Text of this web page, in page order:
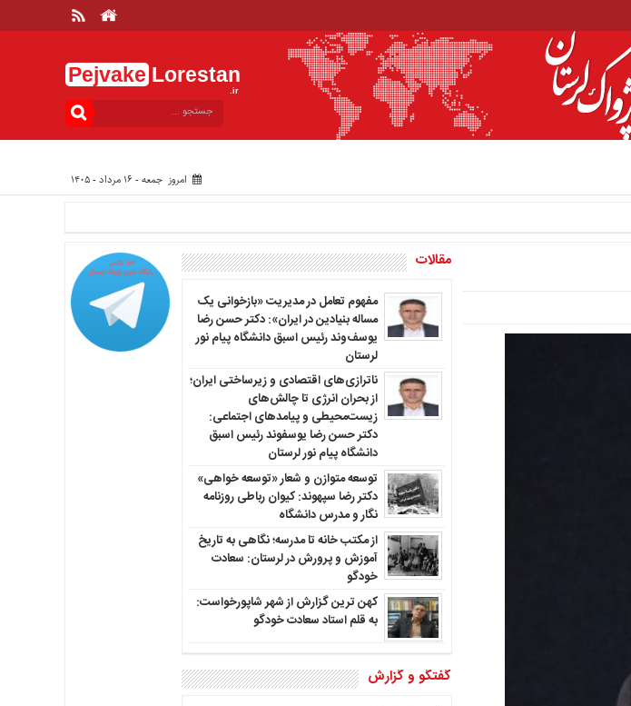
Pejvake Lorestan
.ir
امروز جمعه - ۱۶ مرداد - ۱۴۰۵
مقالات
مفهوم تعامل در مدیریت «بازخوانی یک
مساله بنیادین در ایران»: دکتر حسن رضا
یوسف‌وند رئیس اسبق دانشگاه پیام نور
لرستان
ناترازی‌های اقتصادی و زیرساختی ایران؛
از بحران انرژی تا چالش‌های
زیست‌محیطی و پیامدهای اجتماعی:
دکتر حسن رضا یوسفوند رئیس اسبق
دانشگاه پیام نور لرستان
توسعه متوازن و شعار «توسعه خواهی»
دکتر رضا سپهوند: کیوان رباطی روزنامه
نگار و مدرس دانشگاه
از مکتب خانه تا مدرسه؛ نگاهی به تاریخ
آموزش و پرورش در لرستان: سعادت
خودگو
کهن ترین گزارش از شهر شاپورخواست:
به قلم استاد سعادت خودگو
گفتگو و گزارش